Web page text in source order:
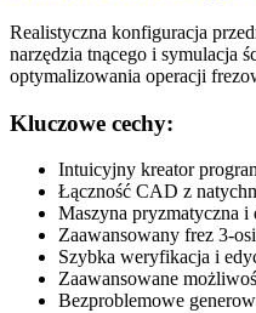
Realistyczna konfiguracja
narzędzia tnącego i symulacja
optymalizowania operacji
Kluczowe cechy:
Intuicyjny kreator
Łączność CAD z
Maszyna pryzmatyczna
Zaawansowany frez 3-
Szybka weryfikacja i
Zaawansowane
Bezproblemowe